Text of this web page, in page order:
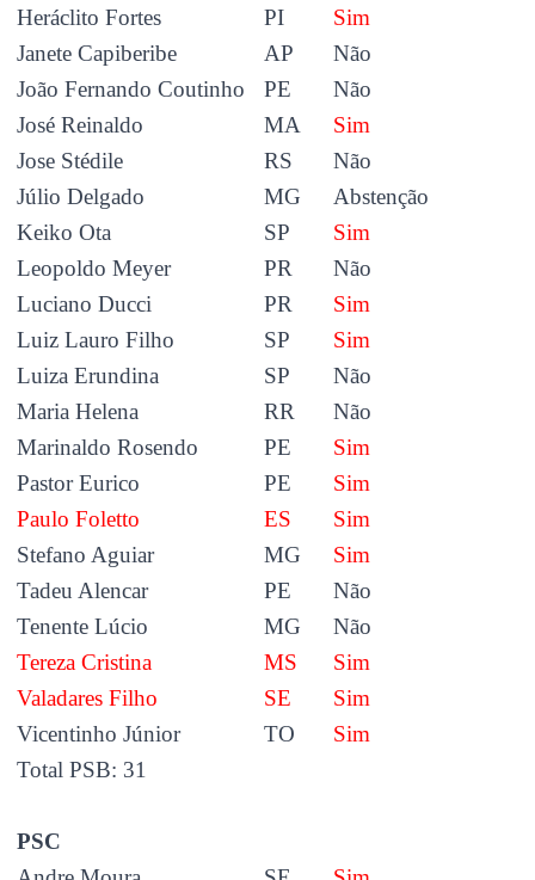
Heráclito Fortes
PI
Sim
Janete Capiberibe
AP
Não
João Fernando Coutinho
PE
Não
José Reinaldo
MA
Sim
Jose Stédile
RS
Não
Júlio Delgado
MG
Abstenção
Keiko Ota
SP
Sim
Leopoldo Meyer
PR
Não
Luciano Ducci
PR
Sim
Luiz Lauro Filho
SP
Sim
Luiza Erundina
SP
Não
Maria Helena
RR
Não
Marinaldo Rosendo
PE
Sim
Pastor Eurico
PE
Sim
Paulo Foletto
ES
Sim
Stefano Aguiar
MG
Sim
Tadeu Alencar
PE
Não
Tenente Lúcio
MG
Não
Tereza Cristina
MS
Sim
Valadares Filho
SE
Sim
Vicentinho Júnior
TO
Sim
Total PSB: 31
PSC